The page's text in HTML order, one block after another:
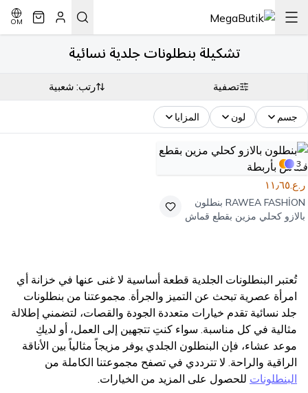
OM
تشكيلة بنطلونات جلدية نسائية
تصفية رتب: شعبية
جسم لون المزايا
3
ر.ع.١١٫٦٥
RAWEA FASHİON بنطلون
بالازو كحلي مزين بقطع قماش
تُعتبر البنطلونات الجلدية قطعة أساسية لا غنى عنها في خزانة أي
امرأة عصرية تبحث عن التميز والجرأة. مجموعتنا من بنطلونات
جلد نسائية تقدم خيارات متعددة الجودة والقصات، لتضمني إطلالة
مثالية في كل مناسبة. سواء كنتِ تتجهين إلى العمل، أو لديكِ
موعد عشاء، فإن البنطلون الجلدي يوفر مزيجاً مثالياً بين الأناقة
الراقية والراحة. لا تترددي في تصفح مجموعتنا الكاملة من
البنطلونات للحصول على المزيد من الخيارات.